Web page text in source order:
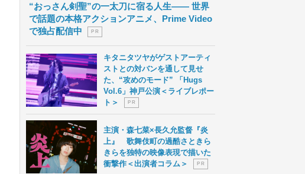
“おっさん剣聖”の一太刀に宿る人生―― 世界
で話題の本格アクションアニメ、Prime Video
で独占配信中
P R
キタニタツヤがゲストアーティ
ストとの対バンを通して見せ
た、“攻めのモード” 「Hugs
Vol.6」神戸公演＜ライブレポー
ト＞
P R
主演・森七菜×長久允監督『炎
上』 歌舞伎町の過酷さときら
きらを独特の映像表現で描いた
衝撃作＜出演者コラム＞
P R